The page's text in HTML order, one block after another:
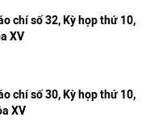
chí số 32, Kỳ họp thứ 10,
XV
chí số 30, Kỳ họp thứ 10,
XV